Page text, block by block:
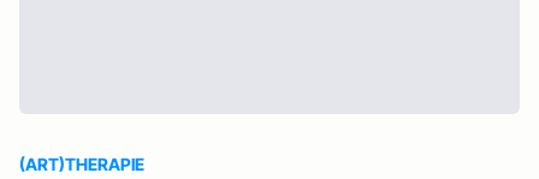
(ART)THERAPIE